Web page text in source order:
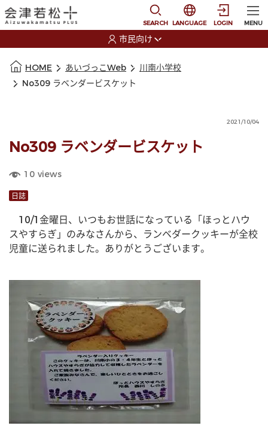
SEARCH
選択すると言語の切
LANGUAGE LOGIN MENU
市民向け
HOME あいづっこWeb
川南小学校
No309 ラベンダービスケット
2021/10/04
No309 ラベンダービスケット
10 views
日誌
10/1金曜日、いつもお世話になっている「ほっとハウ
スやすらぎ」のみなさんから、ランベダークッキーが全校
児童に送られました。ありがとうございます。